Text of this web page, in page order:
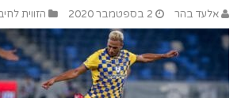
אלעד בהר 2 בספטמבר 2020 הזווית